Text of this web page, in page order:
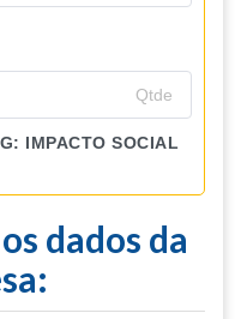
IMPACTO SOCIAL
dados da